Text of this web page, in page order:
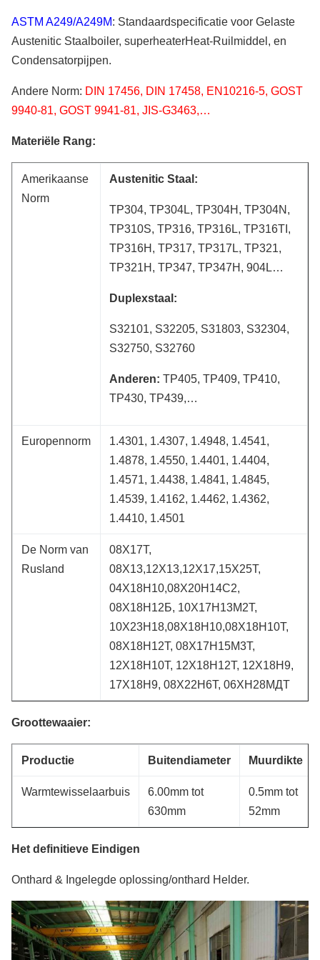
ASTM A249/A249M: Standaardspecificatie voor Gelaste
Austenitic Staalboiler, superheaterHeat-Ruilmiddel, en
Condensatorpijpen.
Andere Norm: DIN 17456, DIN 17458, EN10216-5, GOST
9940-81, GOST 9941-81, JIS-G3463,…
Materiële Rang:
Amerikaanse
Norm
Austenitic Staal:
TP304, TP304L, TP304H, TP304N,
TP310S, TP316, TP316L, TP316TI,
TP316H, TP317, TP317L, TP321,
TP321H, TP347, TP347H, 904L…
Duplexstaal:
S32101, S32205, S31803, S32304,
S32750, S32760
Anderen: TP405, TP409, TP410,
TP430, TP439,…
Europennorm
1.4301, 1.4307, 1.4948, 1.4541,
1.4878, 1.4550, 1.4401, 1.4404,
1.4571, 1.4438, 1.4841, 1.4845,
1.4539, 1.4162, 1.4462, 1.4362,
1.4410, 1.4501
De Norm van
Rusland
08Х17Т,
08Х13,12Х13,12Х17,15Х25Т,
04Х18Н10,08Х20Н14С2,
08Х18Н12Б, 10Х17Н13М2Т,
10Х23Н18,08Х18Н10,08Х18Н10Т,
08Х18Н12Т, 08Х17Н15М3Т,
12Х18Н10Т, 12Х18Н12Т, 12Х18Н9,
17Х18Н9, 08Х22Н6Т, 06ХН28МДТ
Groottewaaier:
Productie Buitendiameter Muurdikte
Warmtewisselaarbuis
6.00mm tot
630mm
0.5mm tot
52mm
Het definitieve Eindigen
Onthard & Ingelegde oplossing/onthard Helder.